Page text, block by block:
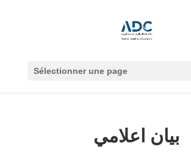
Sélectionner une page
بيان اعلامي